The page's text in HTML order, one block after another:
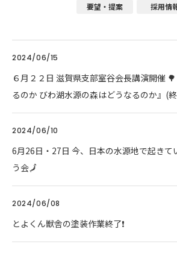
要望・提案
採用情
2024/06/15
６月２２日 滋賀県支部室谷会長講演開催
るのか びわ湖水源の森はどうなるのか』(終
2024/06/10
6月26日・27日 今、日本の水源地で起きて
う会🗾
2024/06/08
とよくん獣舎の塗装作業終了❗